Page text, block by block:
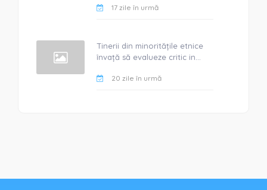
17 zile în urmă
Tinerii din minoritățile etnice
învață să evalueze critic in...
20 zile în urmă